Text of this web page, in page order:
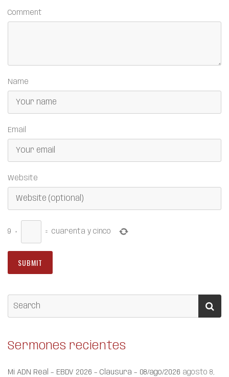
Comment
Name
Email
Website
9 × = cuarenta y cinco
Sermones recientes
Mi ADN Real – EBDV 2026 – Clausura – 08/ago/2026 agosto 8,